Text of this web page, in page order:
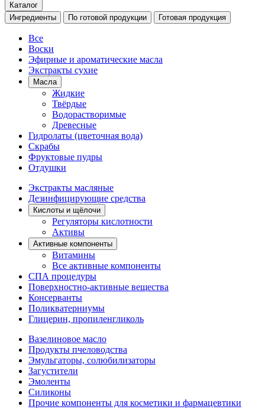
Каталог
Ингредиенты
По готовой продукции Готовая продукция
Все
Воски
Эфирные и ароматические масла
Экстракты сухие
Масла
Жидкие
Твёрдые
Водорастворимые
Древесные
Гидролаты (цветочная вода)
Скрабы
Фруктовые пудры
Отдушки
Экстракты масляные
Дезинфицирующие средства
Кислоты и щёлочи
Регуляторы кислотности
Активы
Активные компоненты
Витамины
Все активные компоненты
СПА процедуры
Поверхностно-активные вещества
Консерванты
Поликватерниумы
Глицерин, пропиленгликоль
Вазелиновое масло
Продукты пчеловодства
Эмульгаторы, солюбилизаторы
Загустители
Эмоленты
Силиконы
Прочие компоненты для косметики и фармацевтики